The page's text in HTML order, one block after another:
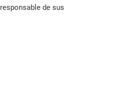
de sus